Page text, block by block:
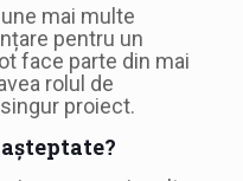
mai multe
pentru un
face parte din mai
rolul de
proiect.